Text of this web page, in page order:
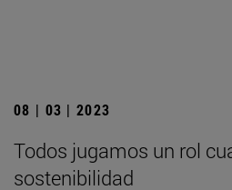
08 | 03 | 2023
Todos jugamos un rol
sostenibilidad